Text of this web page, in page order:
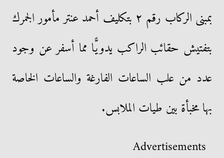
بمبنى الركاب رقم ٢ بتكليف أحمد عنتر مأمور الجمرك
بتفتيش حقائب الراكب يدويًّا مما أسفر عن وجود
عدد من علب الساعات الفارغة والساعات الخاصة
بها مخبأة بين طيات الملابس.
Advertisements